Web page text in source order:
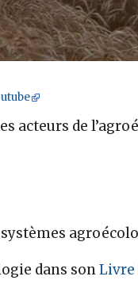
acteurs de
dans sonLivre